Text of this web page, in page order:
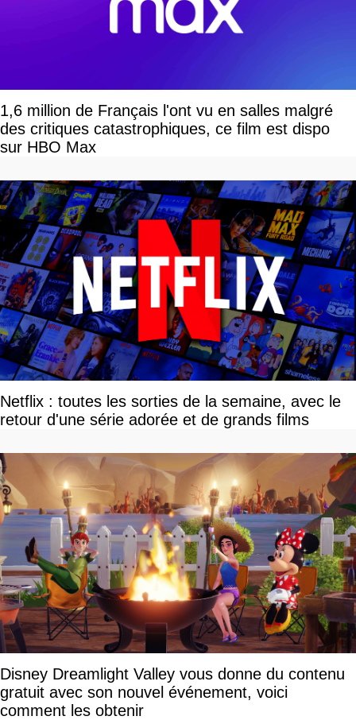
1,6 million de Français l'ont vu en salles malgré
des critiques catastrophiques, ce film est dispo
sur HBO Max
Netflix : toutes les sorties de la semaine, avec le
retour d'une série adorée et de grands films
Disney Dreamlight Valley vous donne du contenu
gratuit avec son nouvel événement, voici
comment les obtenir